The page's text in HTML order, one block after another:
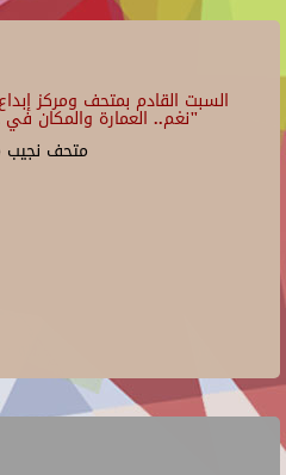
السبت القادم بمتحف ومركز
"نغم.. العمارة والمكان في
متحف